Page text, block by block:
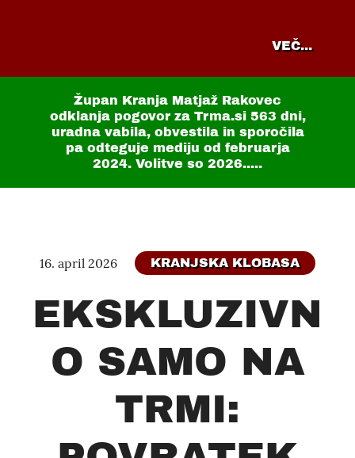
VEČ...
Župan Kranja Matjaž Rakovec
odklanja pogovor za Trma.si 563 dni,
uradna vabila, obvestila in sporočila
pa odteguje mediju od februarja
2024. Volitve so 2026.....
16. april 2026 KRANJSKA KLOBASA
EKSKLUZIVN
O SAMO NA
TRMI: